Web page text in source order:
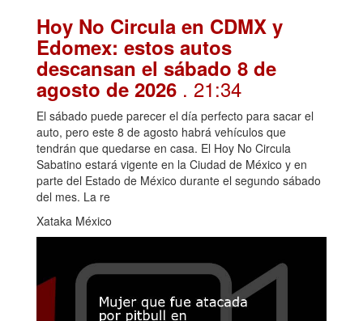
Hoy No Circula en CDMX y
Edomex: estos autos
descansan el sábado 8 de
agosto de 2026 . 21:34
El sábado puede parecer el día perfecto para sacar el
auto, pero este 8 de agosto habrá vehículos que
tendrán que quedarse en casa. El Hoy No Circula
Sabatino estará vigente en la Ciudad de México y en
parte del Estado de México durante el segundo sábado
del mes. La re
Xataka México